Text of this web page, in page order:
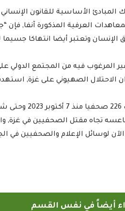
المبادئ الأساسية للقانون
العرفية المذكورة آنفا, فإن
الإنسان وتعتبر أيضا انتهاكا
المرغوب فيه من المجتمع الدولي
الاحتلال الصهيوني على غزة,
تجاه مقتل الصحفيين في غزة,
لوسائل الإعلام والصحفيين في
أيضاً في نفس القسم
الأعضاء...
2022-04-